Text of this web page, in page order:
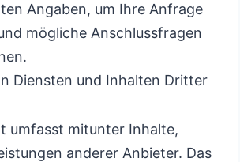
Angaben, um Ihre Anfrage
mögliche Anschlussfragen
Diensten und Inhalten Dritter
umfasst mitunter Inhalte,
anderer Anbieter. Das